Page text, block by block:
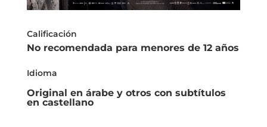
Calificación
No recomendada para menores de 12 años
Idioma
Original en árabe y otros con subtítulos
en castellano